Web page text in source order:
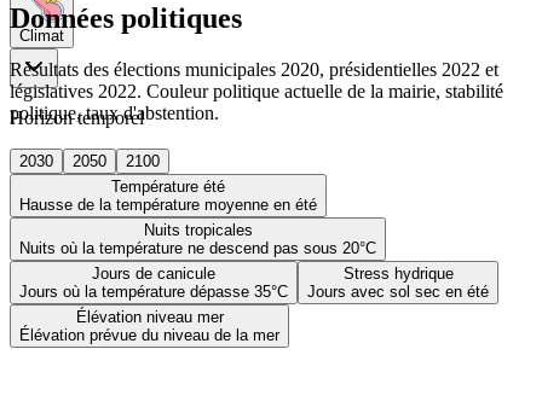
Climat
Horizon temporel
2030 2050
2100
Température été
Hausse de la température moyenne en été
Nuits tropicales
Nuits où la température ne descend pas sous 20°C
Jours de canicule
Jours où la température dépasse 35°C
Stress hydrique
Jours avec sol sec en été
Élévation niveau mer
Élévation prévue du niveau de la mer
Données politiques
Résultats des élections municipales 2020, présidentielles 2022 et
législatives 2022. Couleur politique actuelle de la mairie, stabilité
politique, taux d'abstention.